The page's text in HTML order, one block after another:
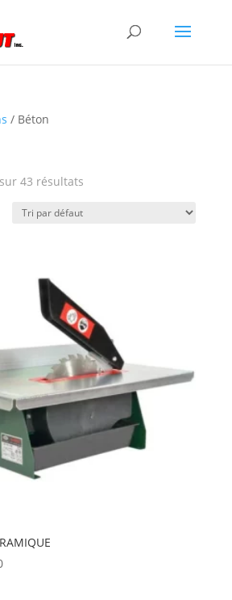
/ Béton
43 résultats
Plage